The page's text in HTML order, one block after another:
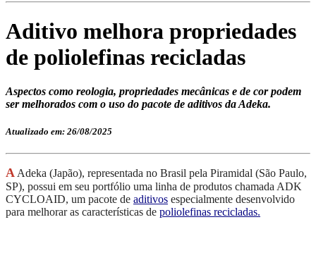
Aditivo melhora propriedades
de poliolefinas recicladas
Aspectos como reologia, propriedades mecânicas e de cor podem
ser melhorados com o uso do pacote de aditivos da Adeka.
Atualizado em: 26/08/2025
AAdeka (Japão), representada no Brasil pela Piramidal (São Paulo,
SP), possui em seu portfólio uma linha de produtos chamada ADK
CYCLOAID, um pacote de aditivos especialmente desenvolvido
para melhorar as características de poliolefinas recicladas.